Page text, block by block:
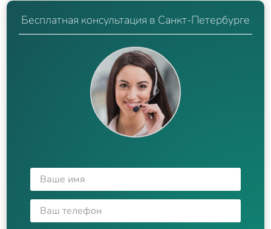
Бесплатная консультация в Санкт-Петербурге